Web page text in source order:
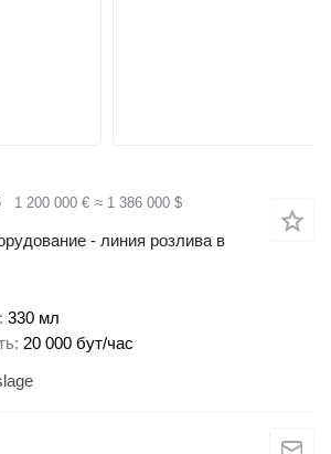
1 200 000 € ≈ 1 386 000 $
- линия розлива в
330 мл
20 000 бут/час